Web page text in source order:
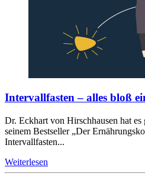
Intervallfasten – alles bloß
Dr. Eckhart von Hirschhausen hat
seinem Bestseller „Der
Intervallfasten...
Weiterlesen